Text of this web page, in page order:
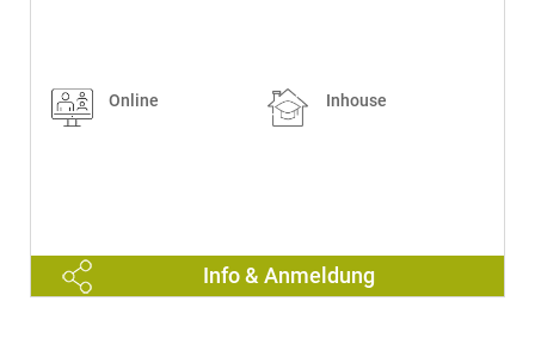
Online Inhouse
Info & Anmeldung